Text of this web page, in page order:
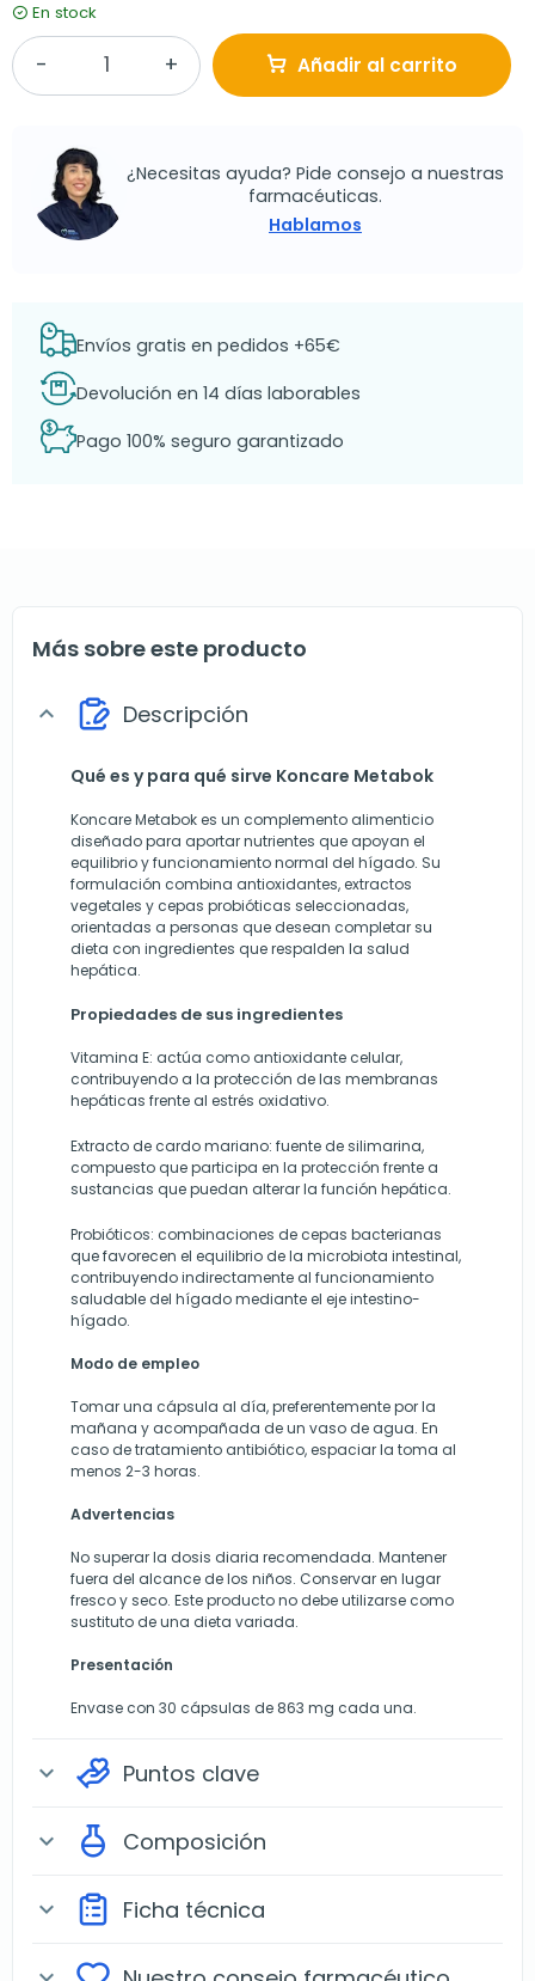
En stock
Añadir al carrito
¿Necesitas ayuda? Pide consejo a nuestras
farmacéuticas.
Hablamos
Envíos gratis en pedidos +65€
Devolución en 14 días laborables
Pago 100% seguro garantizado
Más sobre este producto
expand_more Descripción
Qué es y para qué sirve Koncare Metabok
Koncare Metabok es un complemento alimenticio
diseñado para aportar nutrientes que apoyan el
equilibrio y funcionamiento normal del hígado. Su
formulación combina antioxidantes, extractos
vegetales y cepas probióticas seleccionadas,
orientadas a personas que desean completar su
dieta con ingredientes que respalden la salud
hepática.
Propiedades de sus ingredientes
Vitamina E: actúa como antioxidante celular,
contribuyendo a la protección de las membranas
hepáticas frente al estrés oxidativo.
Extracto de cardo mariano: fuente de silimarina,
compuesto que participa en la protección frente a
sustancias que puedan alterar la función hepática.
Probióticos: combinaciones de cepas bacterianas
que favorecen el equilibrio de la microbiota intestinal,
contribuyendo indirectamente al funcionamiento
saludable del hígado mediante el eje intestino-
hígado.
Modo de empleo
Tomar una cápsula al día, preferentemente por la
mañana y acompañada de un vaso de agua. En
caso de tratamiento antibiótico, espaciar la toma al
menos 2-3 horas.
Advertencias
No superar la dosis diaria recomendada. Mantener
fuera del alcance de los niños. Conservar en lugar
fresco y seco. Este producto no debe utilizarse como
sustituto de una dieta variada.
Presentación
Envase con 30 cápsulas de 863 mg cada una.
expand_more Puntos clave
expand_more Composición
expand_more Ficha técnica